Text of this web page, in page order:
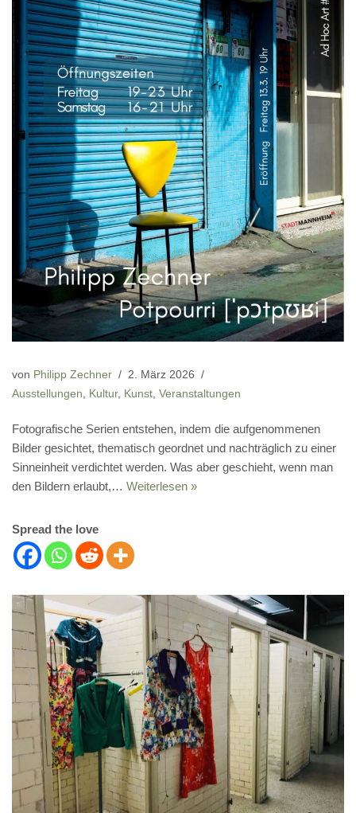
von Philipp Zechner
2. März 2026
Ausstellungen
Kultur, Kunst Veranstaltungen
Fotografische Serien entstehen, indem die aufgenommenen
Bilder gesichtet, thematisch geordnet und nachträglich zu einer
Sinneinheit verdichtet werden. Was aber geschieht, wenn man
den Bildern erlaubt,… Weiterlesen »
Spread the love